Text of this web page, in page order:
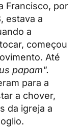
Francisco, por
estava a
a
começou
Até
papam".
para a
a chover,
da igreja a